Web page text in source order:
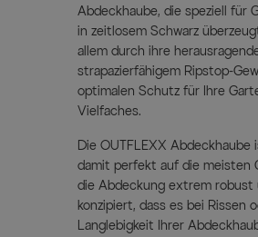
Abdeckhaube, die speziell für
in zeitlosem Schwarz
allem durch ihre
strapazierfähigem Ripstop-
optimalen Schutz für Ihre
Vielfaches.
Die OUTFLEXX
damit perfekt auf die meisten
die Abdeckung extrem robust
konzipiert, dass es bei Rissen
Langlebigkeit Ihrer